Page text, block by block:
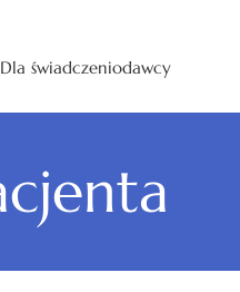
Dla świadczeniodawcy